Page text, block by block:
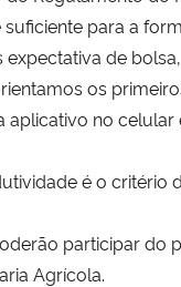
para a
de
os
no celular
é o
participar do
Agrícola.